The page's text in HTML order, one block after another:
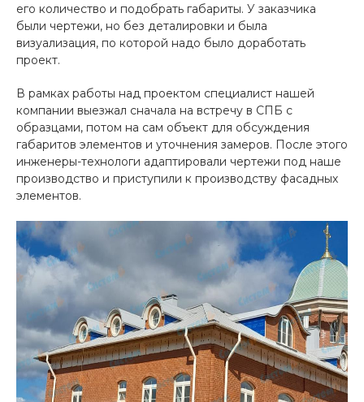
его количество и подобрать габариты. У заказчика
были чертежи, но без деталировки и была
визуализация, по которой надо было доработать
проект.
В рамках работы над проектом специалист нашей
компании выезжал сначала на встречу в СПБ с
образцами, потом на сам объект для обсуждения
габаритов элементов и уточнения замеров. После этого
инженеры-технологи адаптировали чертежи под наше
производство и приступили к производству фасадных
элементов.